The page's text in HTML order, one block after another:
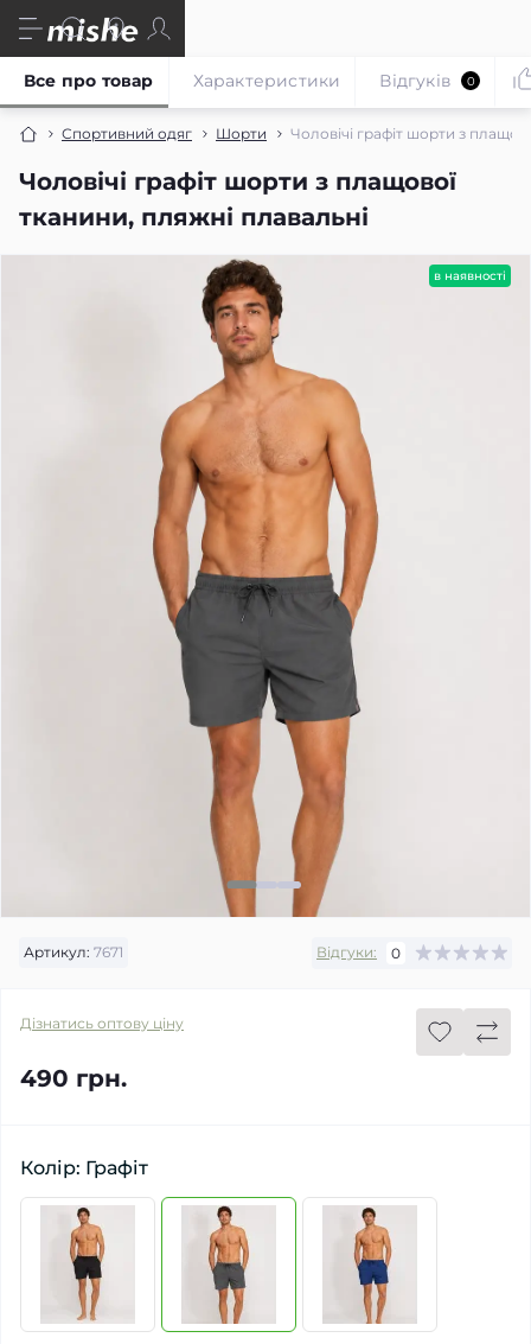
Спортивний одяг Шорти Чоловічі графіт шорти з
Чоловічі графіт шорти з плащової
тканини, пляжні плавальні
Все про товар Характеристики Відгуків 0
в наявності
Артикул: 7671 Відгуки: 0
Дізнатись оптову ціну
490 грн.
Колір: Графіт